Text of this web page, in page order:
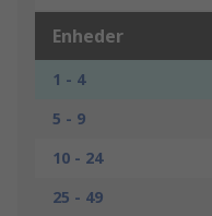
Enheder
1 - 4
5 - 9
10 - 24
25 - 49